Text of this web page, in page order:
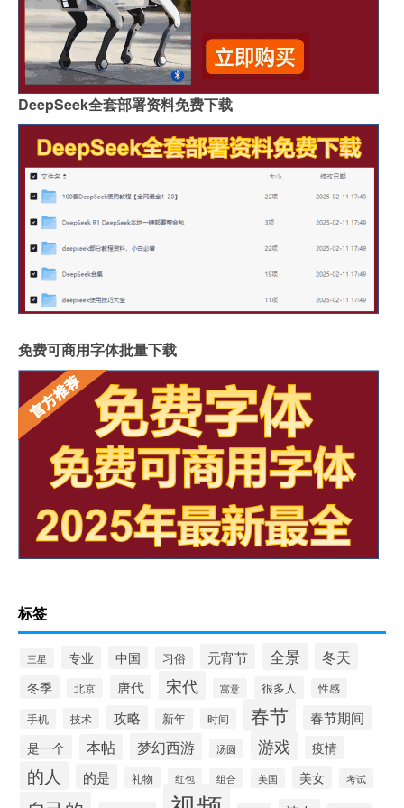
DeepSeek全套部署资料免费下载
免费可商用字体批量下载
标签
三星 专业 中国 习俗 元宵节 全景 冬天
冬季 北京 唐代 宋代 寓意 很多人 性感
手机 技术 攻略 新年 时间 春节
春节期间
是一个
本帖 梦幻西游 汤圆 游戏 疫情
的人 的是 礼物 红包 组合 美国 美女 考试